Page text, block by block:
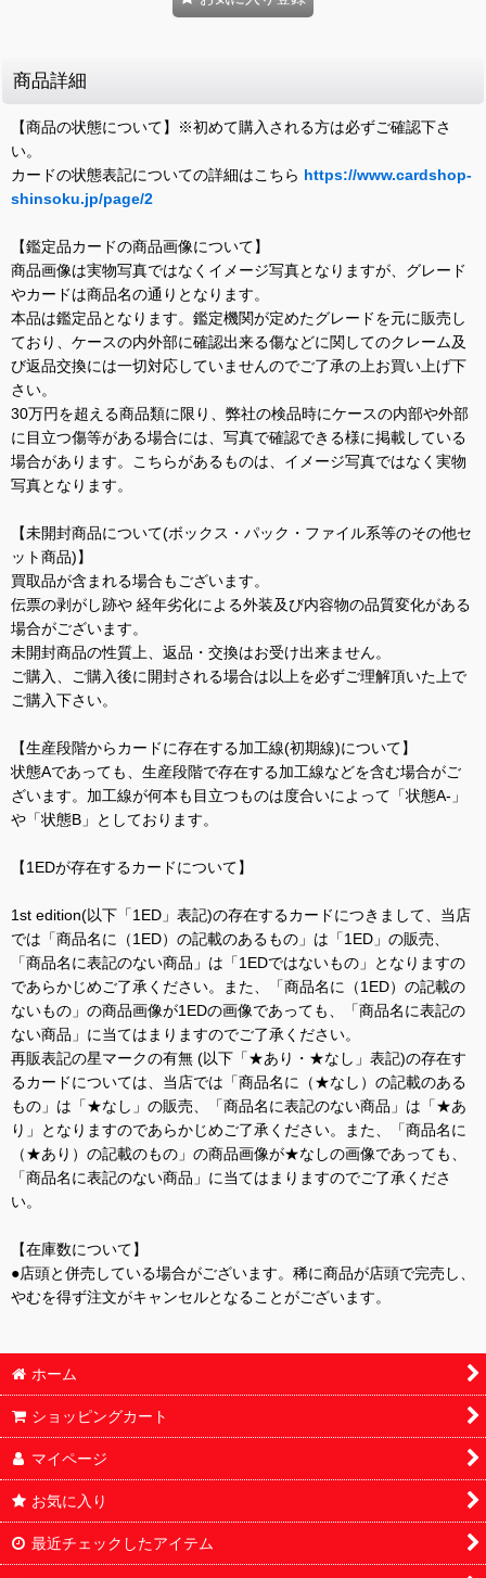
商品詳細
【商品の状態について】※初めて購入される方は必ずご確認下さ
い。
カードの状態表記についての詳細はこちら https://www.cardshop-
shinsoku.jp/page/2
【鑑定品カードの商品画像について】
商品画像は実物写真ではなくイメージ写真となりますが、グレード
やカードは商品名の通りとなります。
本品は鑑定品となります。鑑定機関が定めたグレードを元に販売し
ており、ケースの内外部に確認出来る傷などに関してのクレーム及
び返品交換には一切対応していませんのでご了承の上お買い上げ下
さい。
30万円を超える商品類に限り、弊社の検品時にケースの内部や外部
に目立つ傷等がある場合には、写真で確認できる様に掲載している
場合があります。こちらがあるものは、イメージ写真ではなく実物
写真となります。
【未開封商品について(ボックス・パック・ファイル系等のその他セ
ット商品)】
買取品が含まれる場合もございます。
伝票の剥がし跡や 経年劣化による外装及び内容物の品質変化がある
場合がございます。
未開封商品の性質上、返品・交換はお受け出来ません。
ご購入、ご購入後に開封される場合は以上を必ずご理解頂いた上で
ご購入下さい。
【生産段階からカードに存在する加工線(初期線)について】
状態Aであっても、生産段階で存在する加工線などを含む場合がご
ざいます。加工線が何本も目立つものは度合いによって「状態A-」
や「状態B」としております。
【1EDが存在するカードについて】
1st edition(以下「1ED」表記)の存在するカードにつきまして、当店
では「商品名に（1ED）の記載のあるもの」は「1ED」の販売、
「商品名に表記のない商品」は「1EDではないもの」となりますの
であらかじめご了承ください。また、「商品名に（1ED）の記載の
ないもの」の商品画像が1EDの画像であっても、「商品名に表記の
ない商品」に当てはまりますのでご了承ください。
再販表記の星マークの有無 (以下「★あり・★なし」表記)の存在す
るカードについては、当店では「商品名に（★なし）の記載のある
もの」は「★なし」の販売、「商品名に表記のない商品」は「★あ
り」となりますのであらかじめご了承ください。また、「商品名に
（★あり）の記載のもの」の商品画像が★なしの画像であっても、
「商品名に表記のない商品」に当てはまりますのでご了承くださ
い。
【在庫数について】
●店頭と併売している場合がございます。稀に商品が店頭で完売し、
やむを得ず注文がキャンセルとなることがございます。
ホーム
ショッピングカート
マイページ
お気に入り
最近チェックしたアイテム